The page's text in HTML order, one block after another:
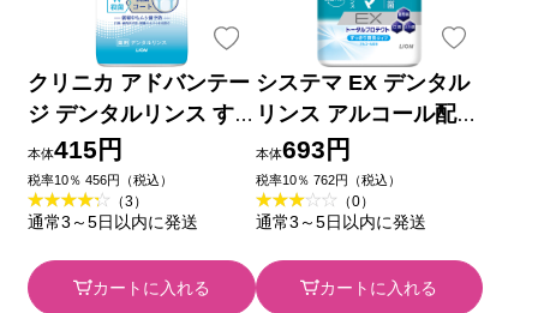
クリニカ アドバンテー
ジ デンタルリンス す
っきりタイプ アルコー
ル配合 マウスウォッシ
ュ ４５０ｍｌ ライオ
ン (医薬部外品)
本体415円
税率10％ 456円（税込）
（3）
通常3～5日以内に発送
カートに入れる
システマ EX デンタル
リンス アルコール配合
マウスウォッシュ ９０
０ｍｌ ライオン (医薬
部外品)
本体693円
税率10％ 762円（税込）
（0）
通常3～5日以内に発送
カートに入れる